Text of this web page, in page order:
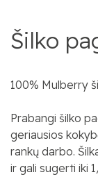
Šilko
100% Mulberry
Prabangi šilko
geriausios
rankų darbo.
ir gali sugerti iki